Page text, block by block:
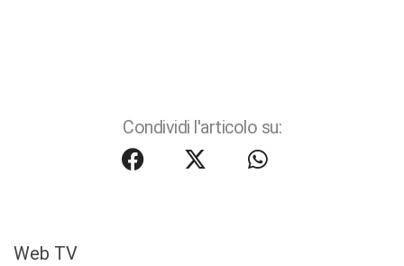
Condividi l'articolo su:
Web TV